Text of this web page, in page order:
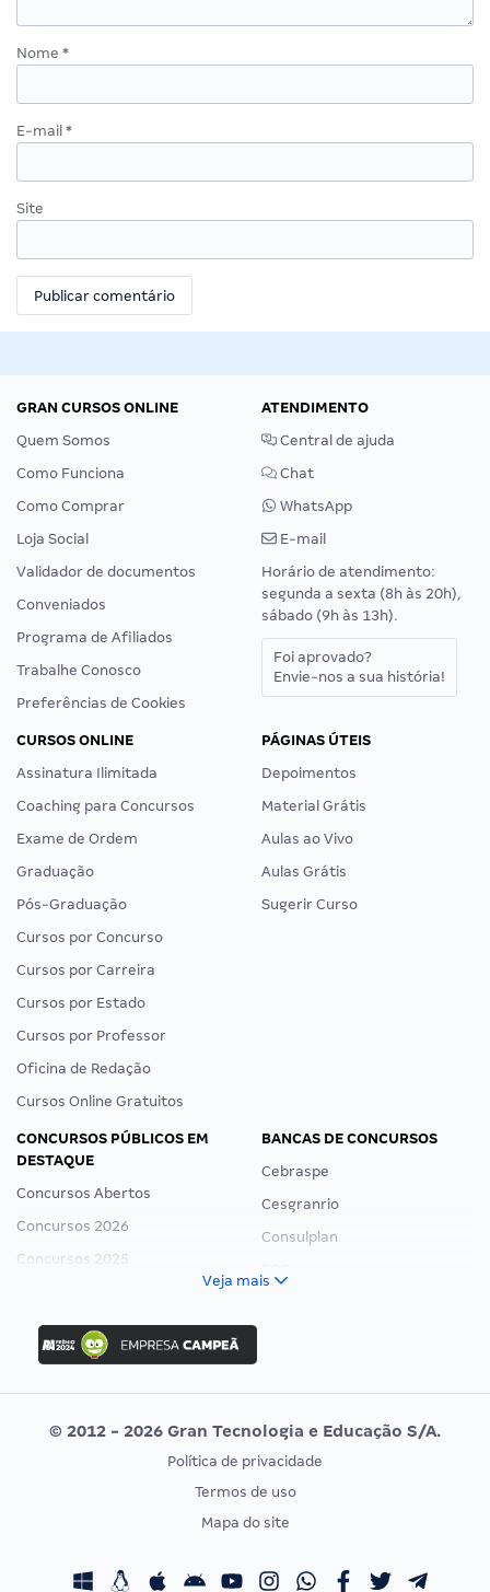
Nome *
E-mail *
Site
GRAN CURSOS ONLINE
Quem Somos
Como Funciona
Como Comprar
Loja Social
Validador de documentos
Conveniados
Programa de Afiliados
Trabalhe Conosco
Preferências de Cookies
ATENDIMENTO
Central de ajuda
Chat
WhatsApp
E-mail
Horário de atendimento:
segunda a sexta (8h às 20h),
sábado (9h às 13h).
Foi aprovado?
Envie-nos a sua história!
CURSOS ONLINE
Assinatura Ilimitada
Coaching para Concursos
Exame de Ordem
Graduação
Pós-Graduação
Cursos por Concurso
Cursos por Carreira
Cursos por Estado
Cursos por Professor
Oficina de Redação
Cursos Online Gratuitos
PÁGINAS ÚTEIS
Depoimentos
Material Grátis
Aulas ao Vivo
Aulas Grátis
Sugerir Curso
CONCURSOS PÚBLICOS EM
DESTAQUE
Concursos Abertos
Concursos 2026
Concursos 2025
Concurso Ibama
Concurso MPU
Editais publicados
BANCAS DE CONCURSOS
Cebraspe
Cesgranrio
Consulplan
Vunesp
CONCURSOS POR PROFISSÃO
Concursos Fiscais
EXAME DE ORDEM
Calendário OAB
Veja mais
© 2012 - 2026 Gran Tecnologia e Educação S/A.
Política de privacidade
Termos de uso
Mapa do site